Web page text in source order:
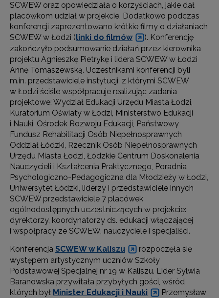
SCWEW oraz opowiedziała o korzyściach, jakie dał
placówkom udział w projekcie. Dodatkowo podczas
konferencji zaprezentowano krótkie filmy o działaniach
SCWEW w Łodzi (linki do filmów
). Konferencję
zakończyło podsumowanie działań przez kierownika
projektu Agnieszkę Pietrykę i lidera SCWEW w Łodzi
Annę Tomaszewską. Uczestnikami konferencji byli
m.in. przedstawiciele instytucji, z którymi SCWEW
w Łodzi ściśle współpracuje realizując zadania
projektowe: Wydział Edukacji Urzędu Miasta Łodzi,
Kuratorium Oświaty w Łodzi, Ministerstwo Edukacji
i Nauki, Ośrodek Rozwoju Edukacji, Państwowy
Fundusz Rehabilitacji Osób Niepełnosprawnych
Oddział Łódzki, Rzecznik Osób Niepełnosprawnych
Urzędu Miasta Łodzi, Łódzkie Centrum Doskonalenia
Nauczycieli i Kształcenia Praktycznego, Poradnia
Psychologiczno-Pedagogiczna dla Młodzieży w Łodzi,
Uniwersytet Łódzki, liderzy i przedstawiciele innych
SCWEW przedstawiciele 7 placówek
ogólnodostępnych uczestniczących w projekcie:
dyrektorzy, koordynatorzy ds. edukacji włączającej
i współpracy ze SCWEW, nauczyciele i specjaliści.
Konferencja SCWEW w Kaliszu
rozpoczęła się
występem artystycznym uczniów Szkoły
Podstawowej Specjalnej nr 19 w Kaliszu. Lider Sylwia
Baranowska przywitała przybyłych gości, wśród
których był Minister Edukacji i Nauki
Przemysław